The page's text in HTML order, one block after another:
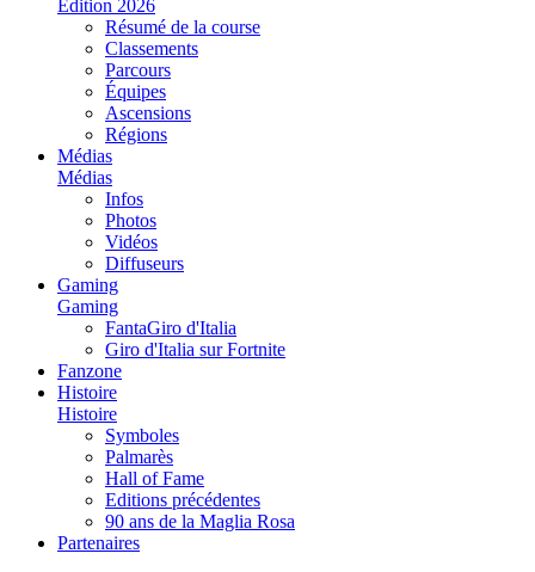
Édition 2026
Résumé de la course
Classements
Parcours
Équipes
Ascensions
Régions
Médias
Médias
Infos
Photos
Vidéos
Diffuseurs
Gaming
Gaming
FantaGiro d'Italia
Giro d'Italia sur Fortnite
Fanzone
Histoire
Histoire
Symboles
Palmarès
Hall of Fame
Editions précédentes
90 ans de la Maglia Rosa
Partenaires